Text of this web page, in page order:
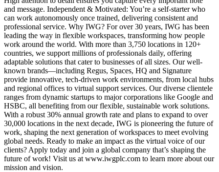
and message. Independent & Motivated: You’re a self-starter who
can work autonomously once trained, delivering consistent and
professional service. Why IWG? For over 30 years, IWG has been
leading the way in flexible workspaces, transforming how people
work around the world. With more than 3,750 locations in 120+
countries, we support millions of professionals daily, offering
adaptable solutions that cater to businesses of all sizes. Our well-
known brands—including Regus, Spaces, HQ and Signature
provide innovative, tech-driven work environments, from local hubs
and regional offices to virtual support services. Our diverse clientele
ranges from dynamic startups to major corporations like Google and
HSBC, all benefiting from our flexible, sustainable work solutions.
With a robust 30% annual growth rate and plans to expand to over
30,000 locations in the next decade, IWG is pioneering the future of
work, shaping the next generation of workspaces to meet evolving
global needs. Ready to make an impact as the virtual voice of our
clients? Apply today and join a global company that’s shaping the
future of work! Visit us at www.iwgplc.com to learn more about our
mission and vision.